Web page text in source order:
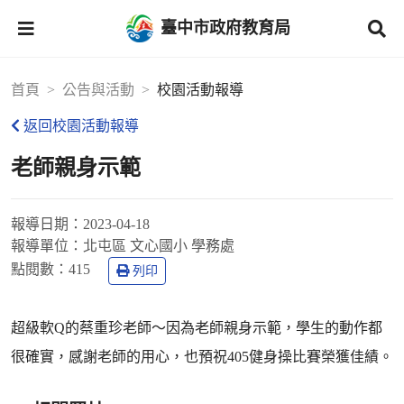
臺中市政府教育局
首頁 公告與活動 校園活動報導
返回校園活動報導
老師親身示範
報導日期： 2023-04-18
報導單位： 北屯區 文心國小 學務處
點閱數： 415 列印
超級軟Q的蔡重珍老師～因為老師親身示範，學生的動作都
很確實，感謝老師的用心，也預祝405健身操比賽榮獲佳績。